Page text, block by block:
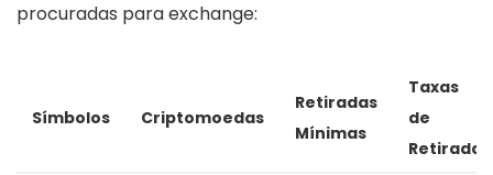
procuradas para exchange:
Símbolos Criptomoedas
Retiradas
Mínimas
Taxas
de
Retirada